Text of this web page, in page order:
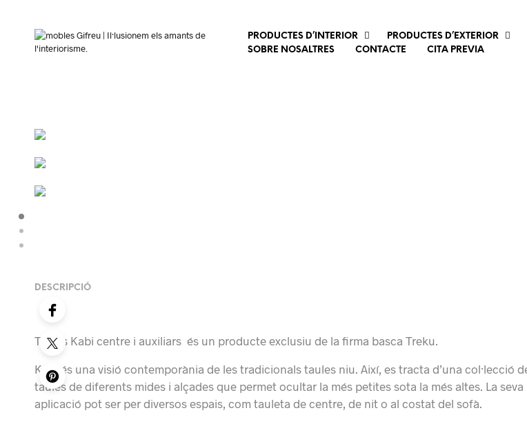
PRODUCTES D’INTERIOR PRODUCTES D’EXTERIOR
SOBRE NOSALTRES
CONTACTE CITA PREVIA
DESCRIPCIÓ
Taules Kabi centre i auxiliars és un producte exclusiu de la firma basca Treku.
Kabi és una visió contemporània de les tradicionals taules niu. Així, es tracta d’una col·lecció
taules de diferents mides i alçades que permet ocultar la més petites sota la més altes. La seva
aplicació pot ser per diversos espais, com tauleta de centre, de nit o al costat del sofà.